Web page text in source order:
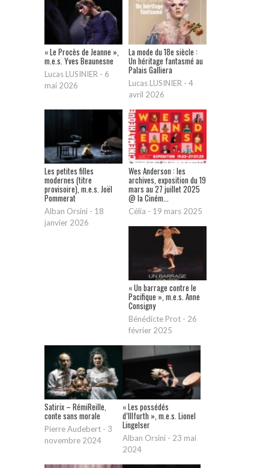
« Le Procès de Jeanne »,
m.e.s. Yves Beaunesne
Lucas LUSINIER - 6
mai 2026
La mode du 18e siècle :
Un héritage fantasmé au
Palais Galliera
Lucas LUSINIER - 4
avril 2026
Les petites filles
modernes (titre
provisoire), m.e.s. Joël
Pommerat
Alban Orsini - 18
janvier 2026
Wes Anderson : les
archives, exposition du 19
mars au 27 juillet 2025
@ la Ciném...
Célia - 19 mars 2025
« Un barrage contre le
Pacifique », m.e.s. Anne
Consigny
Bénédicte Prot - 26
février 2025
Satirix – RémiReille,
conte sans morale
Pierre Audebert - 3
novembre 2024
« Les possédés
d’Illfurth », m.e.s. Lionel
Lingelser
Alban Orsini - 23 mai
2024